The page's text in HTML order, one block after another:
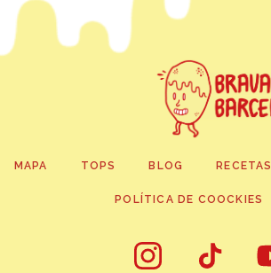
MAPA TOPS BLOG RECETAS
POLÍTICA DE COOCKIES